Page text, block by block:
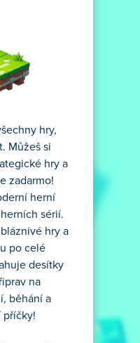
hry,
Můžeš si
hry a
zadarmo!
herní
sérií.
hry a
po celé
desítky
na
běhání a
příčky!